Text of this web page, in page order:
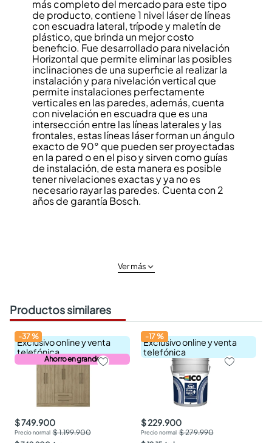
más completo del mercado para este tipo
de producto, contiene 1 nivel láser de líneas
con escuadra lateral, trípode y maletín de
plástico, que brinda un mejor costo
beneficio. Fue desarrollado para nivelación
Horizontal que permite eliminar las posibles
inclinaciones de una superficie al realizar la
instalación y para nivelación vertical que
permite instalaciones perfectamente
verticales en las paredes, además, cuenta
con nivelación en escuadra que es una
intersección entre las líneas laterales y las
frontales, estas líneas láser forman un ángulo
exacto de 90° que pueden ser proyectadas
en la pared o en el piso y sirven como guías
de instalación, de esta manera es posible
tener nivelaciones exactas y ya no es
necesario rayar las paredes. Cuenta con 2
años de garantía Bosch.
Ver más
Productos similares
Exclusivo online y venta
telefónica
Ahorro en grande
-37%
$ 749.900
$ 1.199.900
Exclusivo online y venta
telefónica
-17%
$ 229.900
$ 279.990